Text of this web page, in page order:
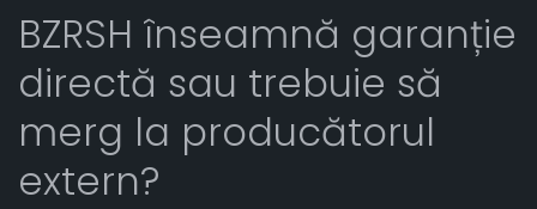
BZRSH înseamnă garanție
directă sau trebuie să
merg la producătorul
extern?